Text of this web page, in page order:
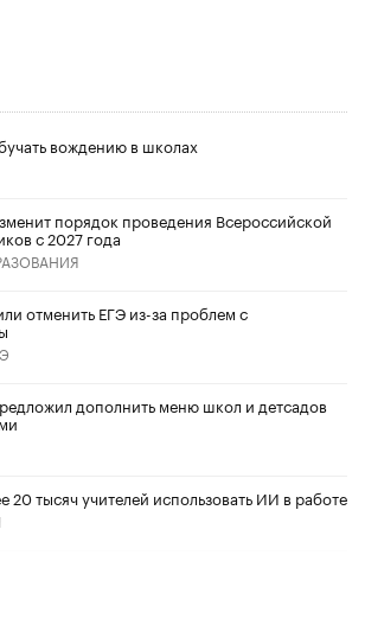
вождению в школах
порядок проведения Всероссийской
с 2027 года
отменить ЕГЭ из-за проблем с
дополнить меню школ и детсадов
20 тысяч учителей использовать ИИ в работе